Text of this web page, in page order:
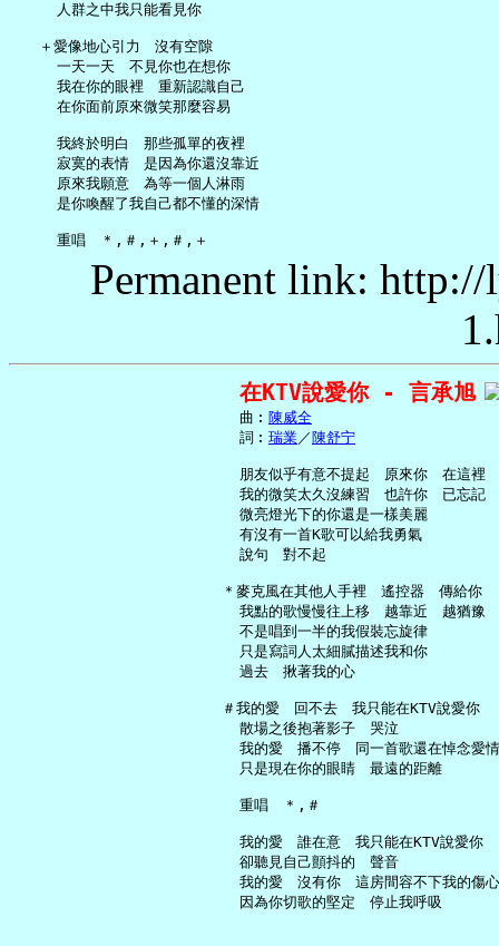
     人群之中我只能看見你
   ＋愛像地心引力　沒有空隙
     一天一天　不見你也在想你
     我在你的眼裡　重新認識自己
     在你面前原來微笑那麼容易
     我終於明白　那些孤單的夜裡
     寂寞的表情　是因為你還沒靠近
     原來我願意　為等一個人淋雨
     是你喚醒了我自己都不懂的深情
Permanent link:
在KTV說愛你 - 言承旭
     曲︰
陳威全
     詞︰
瑞業／ 陳舒宁
     朋友似乎有意不提起　原來你　在這裡
     我的微笑太久沒練習　也許你　已忘記
     微亮燈光下的你還是一樣美麗
     有沒有一首K歌可以給我勇氣
     說句　對不起
   ＊麥克風在其他人手裡　遙控器　傳給你
     我點的歌慢慢往上移　越靠近　越猶豫
     不是唱到一半的我假裝忘旋律
     只是寫詞人太細膩描述我和你
     過去　揪著我的心
   ＃我的愛　回不去　我只能在KTV說愛你
     散場之後抱著影子　哭泣
     我的愛　播不停　同一首歌還在悼念愛情
     只是現在你的眼睛　最遠的距離
     重唱　＊,＃
     我的愛　誰在意　我只能在KTV說愛你
     卻聽見自己顫抖的　聲音
     我的愛　沒有你　這房間容不下我的傷心